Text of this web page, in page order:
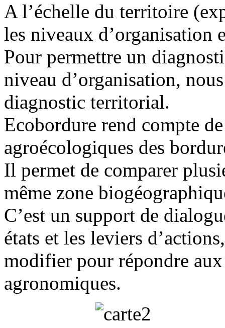
A l’échelle du territoire
les niveaux d’organisation
Pour permettre un
niveau d’organisation,
diagnostic territorial.
Ecobordure rend compte
agroécologiques des
Il permet de comparer
même zone
C’est un support de
états et les leviers
modifier pour répondre
agronomiques.